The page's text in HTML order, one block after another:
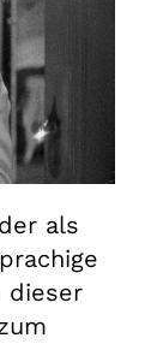
als
dieser